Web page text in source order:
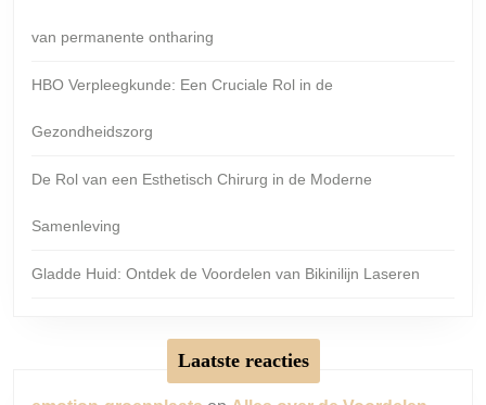
van permanente ontharing
HBO Verpleegkunde: Een Cruciale Rol in de
Gezondheidszorg
De Rol van een Esthetisch Chirurg in de Moderne
Samenleving
Gladde Huid: Ontdek de Voordelen van Bikinilijn Laseren
Laatste reacties